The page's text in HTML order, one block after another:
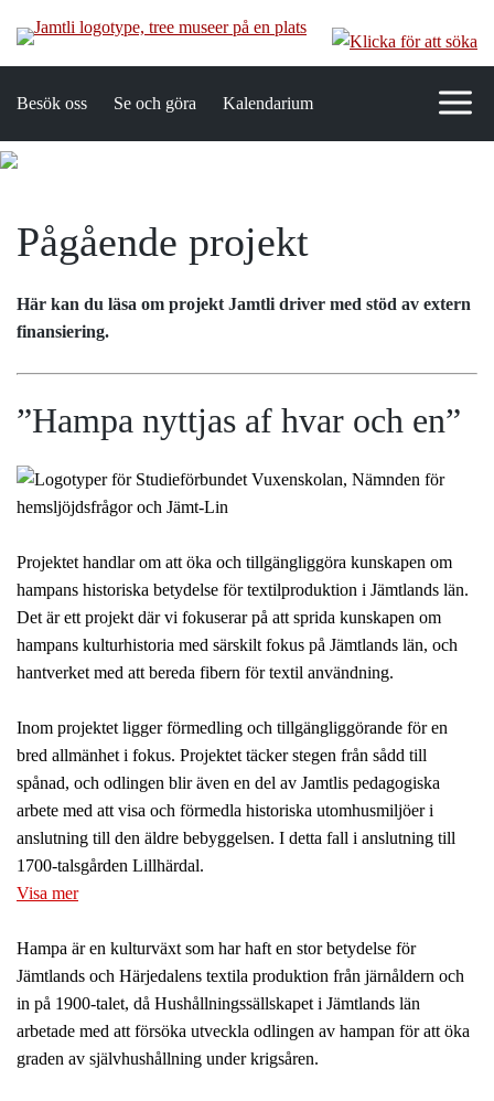
Besök oss Se och göra Kalendarium
Pågående projekt
Här kan du läsa om projekt Jamtli driver med stöd av extern
finansiering.
”Hampa nyttjas af hvar och en”
Projektet handlar om att öka och tillgängliggöra kunskapen om
hampans historiska betydelse för textilproduktion i Jämtlands län.
Det är ett projekt där vi fokuserar på att sprida kunskapen om
hampans kulturhistoria med särskilt fokus på Jämtlands län, och
hantverket med att bereda fibern för textil användning.
Inom projektet ligger förmedling och tillgängliggörande för en
bred allmänhet i fokus. Projektet täcker stegen från sådd till
spånad, och odlingen blir även en del av Jamtlis pedagogiska
arbete med att visa och förmedla historiska utomhusmiljöer i
anslutning till den äldre bebyggelsen. I detta fall i anslutning till
1700-talsgården Lillhärdal.
Visa mer
Hampa är en kulturväxt som har haft en stor betydelse för
Jämtlands och Härjedalens textila produktion från järnåldern och
in på 1900-talet, då Hushållningssällskapet i Jämtlands län
arbetade med att försöka utveckla odlingen av hampan för att öka
graden av självhushållning under krigsåren.